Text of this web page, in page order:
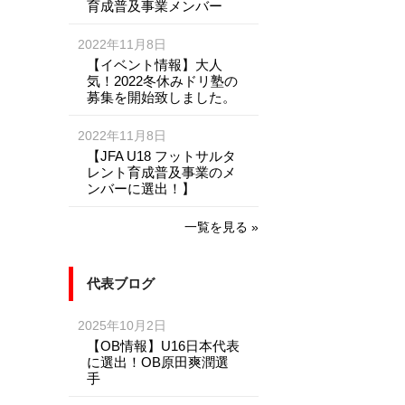
育成普及事業メンバー
2022年11月8日
【イベント情報】大人
気！2022冬休みドリ塾の
募集を開始致しました。
2022年11月8日
【JFA U18 フットサルタ
レント育成普及事業のメ
ンバーに選出！】
一覧を見る »
代表ブログ
2025年10月2日
【OB情報】U16日本代表
に選出！OB原田爽潤選
手